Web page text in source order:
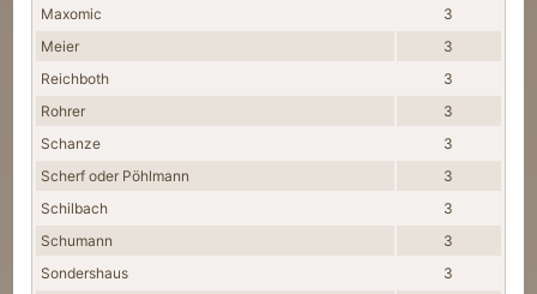
Maxomic
3
Meier
3
Reichboth
3
Rohrer
3
Schanze
3
Scherf oder Pöhlmann
3
Schilbach
3
Schumann
3
Sondershaus
3